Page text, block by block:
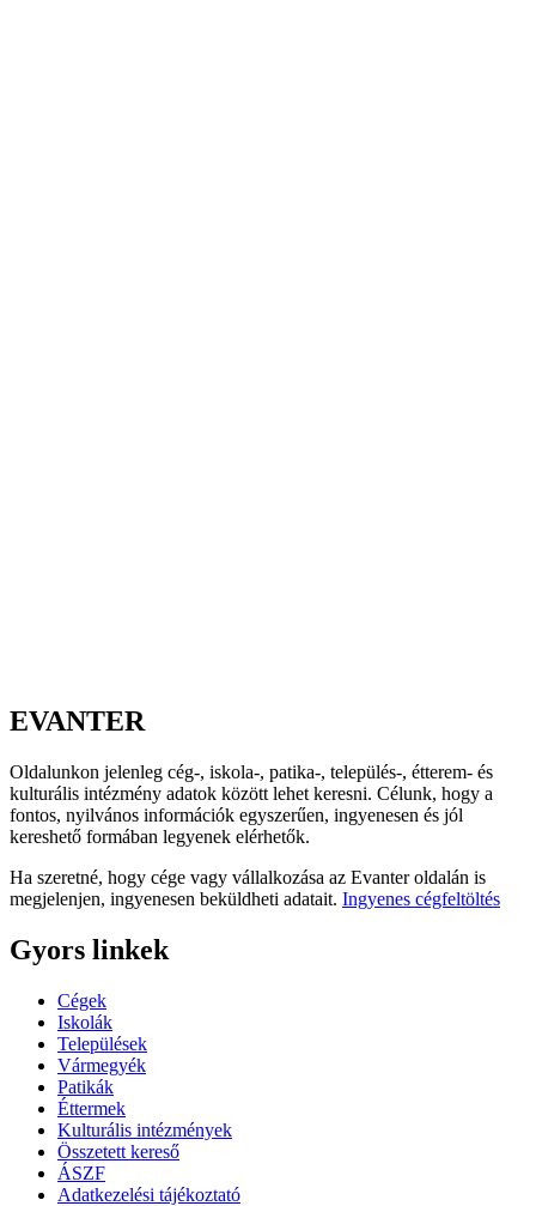
EVANTER
Oldalunkon jelenleg cég-, iskola-, patika-, település-, étterem- és
kulturális intézmény adatok között lehet keresni. Célunk, hogy a
fontos, nyilvános információk egyszerűen, ingyenesen és jól
kereshető formában legyenek elérhetők.
Ha szeretné, hogy cége vagy vállalkozása az Evanter oldalán is
megjelenjen, ingyenesen beküldheti adatait. Ingyenes cégfeltöltés
Gyors linkek
Cégek
Iskolák
Települések
Vármegyék
Patikák
Éttermek
Kulturális intézmények
Összetett kereső
ÁSZF
Adatkezelési tájékoztató